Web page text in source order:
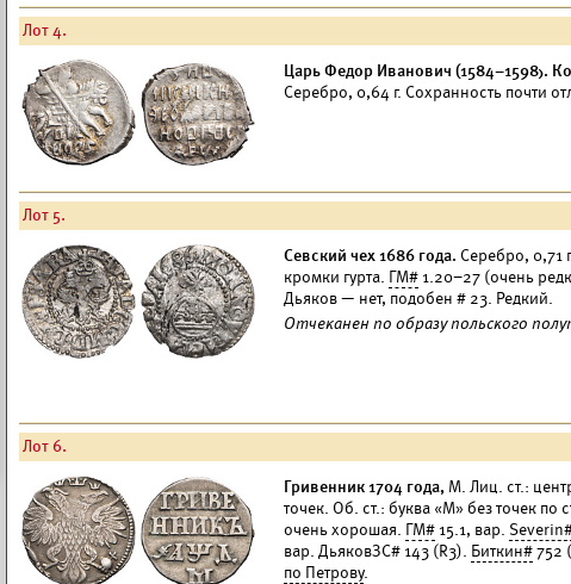
Лот 4.
Царь Федор Иванович (1584–1598).
Серебро, 0,64 г. Сохранность почти
Лот 5.
Севский чех 1686 года. Серебро, 0,71
кромки гурта. ГМ# 1.20–27 (очень
Дьяков — нет, подобен # 23. Редкий.
Отчеканен по образу польского
Лот 6.
Гривенник 1704 года, М. Лиц. ст.:
точек. Об. ст.: буква «М» без точек
очень хорошая. ГМ# 15.1, вар.
вар. ДьяковЗС# 143 (R3). Биткин#752
по Петрову.